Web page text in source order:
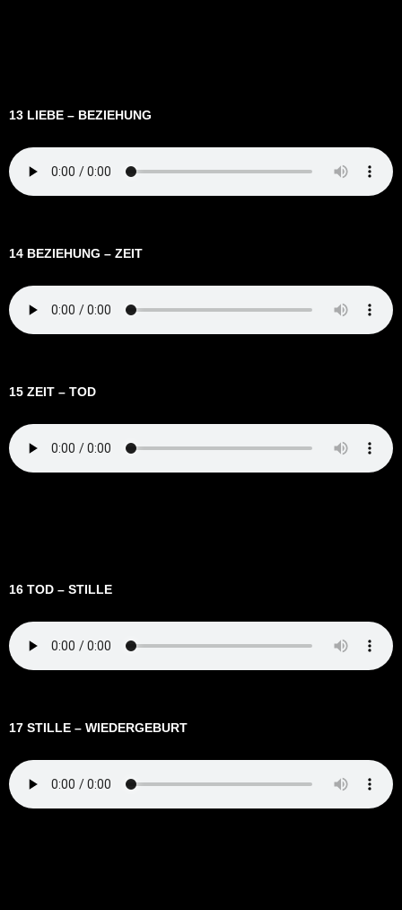
13 LIEBE – BEZIEHUNG
14 BEZIEHUNG – ZEIT
15 ZEIT – TOD
16 TOD – STILLE
17 STILLE – WIEDERGEBURT